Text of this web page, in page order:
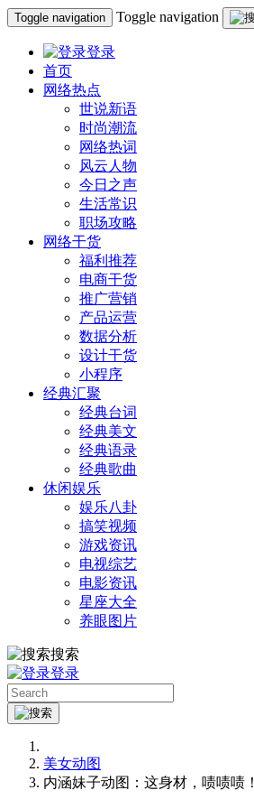
Toggle navigation Toggle navigation
登录
首页
网络热点
世说新语
时尚潮流
网络热词
风云人物
今日之声
生活常识
职场攻略
网络干货
福利推荐
电商干货
推广营销
产品运营
数据分析
设计干货
小程序
经典汇聚
经典台词
经典美文
经典语录
经典歌曲
休闲娱乐
娱乐八卦
搞笑视频
游戏资讯
电视综艺
电影资讯
星座大全
养眼图片
搜索
登录
美女动图
内涵妹子动图：这身材，啧啧啧！